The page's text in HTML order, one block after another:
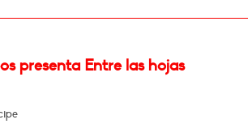
presenta Entre las hojas